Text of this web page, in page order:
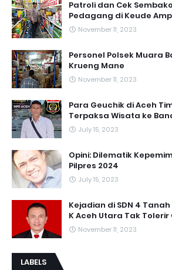
Patroli dan Cek
Pedagang di Keude
November 11, 2023
Personel Polsek Muara
Krueng Mane
November 11, 2023
Para Geuchik di Aceh
Terpaksa Wisata ke
July 15, 2023
Opini: Dilematik
Pilpres 2024
July 15, 2023
Kejadian di SDN 4
K Aceh Utara Tak Tolerir
November 11, 2023
LABELS